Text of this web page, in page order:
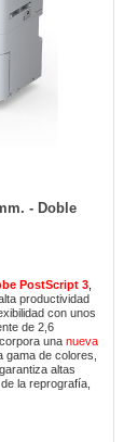
- Doble
PostScript 3
productividad
con unos
de 2,6
una nueva
de colores,
altas
la reprografía,